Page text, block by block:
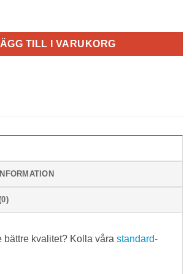
TILL I VARUKORG
bättre kvalitet? Kolla våra standard-